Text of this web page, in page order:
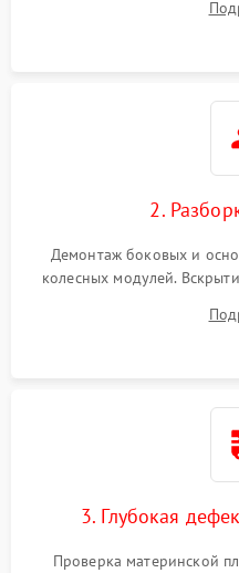
Оценка работы лидара,
2.
Демонтаж боковых и
колесных модулей.
очистка внутренних
скопившейся пыли,
3. Глубокая
Проверка материнской